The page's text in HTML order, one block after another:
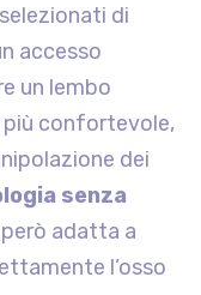
di
accesso
un lembo
più confortevole,
dei
senza
adatta a
l’osso